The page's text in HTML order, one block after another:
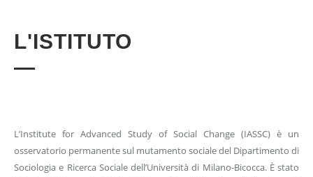
L'ISTITUTO
L’Institute for Advanced Study of Social Change (IASSC) è un
osservatorio permanente sul mutamento sociale del Dipartimento di
Sociologia e Ricerca Sociale dell’Università di Milano-Bicocca. È stato